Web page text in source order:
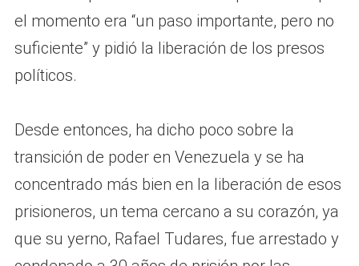
el momento era “un paso importante, pero no
suficiente” y pidió la liberación de los presos
políticos.
Desde entonces, ha dicho poco sobre la
transición de poder en Venezuela y se ha
concentrado más bien en la liberación de esos
prisioneros, un tema cercano a su corazón, ya
que su yerno, Rafael Tudares, fue arrestado y